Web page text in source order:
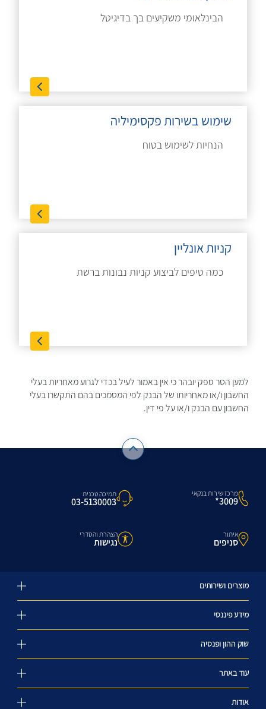
הבינלאומי משקיעים בך בדיגיטל
שימוש בשירות פקסימיליה
הנחיות לשימוש בטוח
קניות אונליין
כמה טיפים לביצוע קניות נבונות ברשת
למען הסר ספק יובהר כי אין באמור לעיל בכדי לגרוע מאחריות בעלי
החשבון ו/או מאחריותו של הבנק לפי המסמכים בהם התקשרו בעלי
החשבון עם הבנק ו/או על פי דין.
מרכז שירות בנקאי
3009*
תמיכה טכנית
03-5130003
איתור
סניפים
הצהרת והסדרי
נגישות
מוצרים ושירותים
מידע פיננסי
שוק ההון ופנסיה
עוד באתר
אודות